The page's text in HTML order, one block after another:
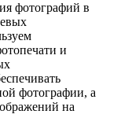
фотографий в
и
фотографии, а
на